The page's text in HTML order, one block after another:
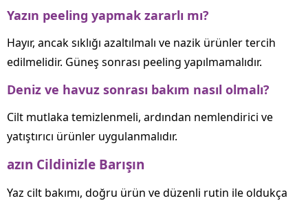
Yazın peeling yapmak zararlı mı?
Hayır, ancak sıklığı azaltılmalı ve nazik ürünler tercih
edilmelidir. Güneş sonrası peeling yapılmamalıdır.
Deniz ve havuz sonrası bakım nasıl olmalı?
Cilt mutlaka temizlenmeli, ardından nemlendirici ve
yatıştırıcı ürünler uygulanmalıdır.
azın Cildinizle Barışın
Yaz cilt bakımı, doğru ürün ve düzenli rutin ile oldukça